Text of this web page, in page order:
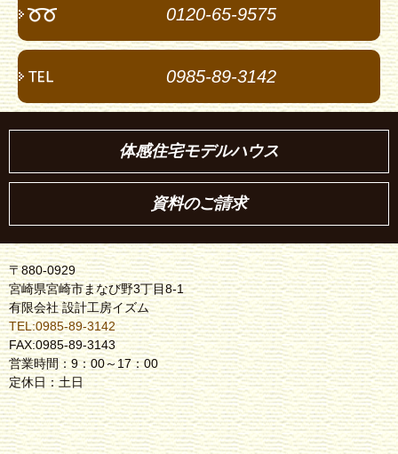
0120-65-9575
0985-89-3142
体感住宅モデルハウス
資料のご請求
〒880-0929
宮崎県宮崎市まなび野3丁目8-1
有限会社 設計工房イズム
TEL:0985-89-3142
FAX:0985-89-3143
営業時間：9：00～17：00
定休日：土日